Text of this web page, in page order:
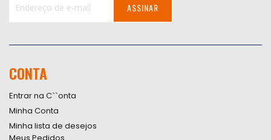
Newsletter:
ASSINAR
CONTA
Entrar na C``onta
Minha Conta
Minha lista de desejos
Meus Pedidos